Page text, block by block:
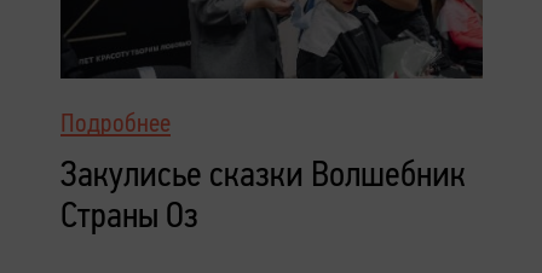
Подробнее
Закулисье сказки Волшебник
Страны Оз